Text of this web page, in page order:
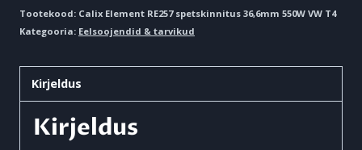
RE257
spetskinnitus
36,6mm
550W
Tootekood: Calix Element RE257 spetskinnitus 36,6mm 550W VW T4
Kategooria: Eelsoojendid & tarvikud
Kirjeldus
Kirjeldus